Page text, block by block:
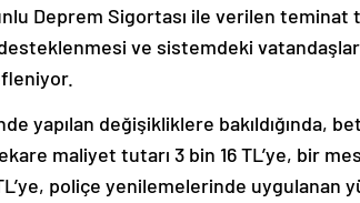
Deprem Sigortası ile verilen teminat
ve sistemdeki
yapılan değişikliklere bakıldığında,
maliyet tutarı 3 bin 16 TL’ye, bir
poliçe yenilemelerinde uygulanan